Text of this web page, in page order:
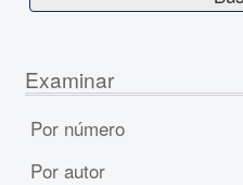
Examinar
Por número
Por autor